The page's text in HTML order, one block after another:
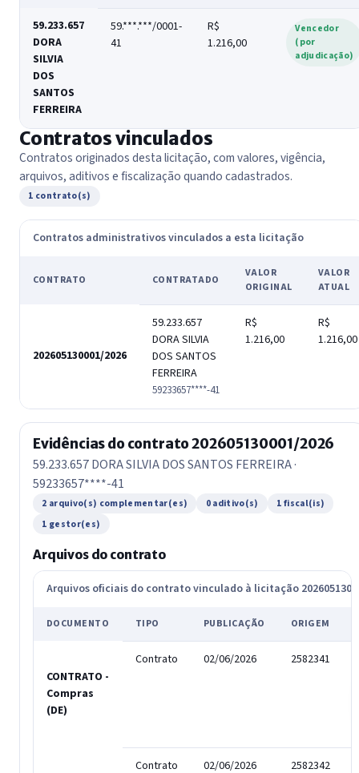
59.233.657
DORA
SILVIA
DOS
SANTOS
FERREIRA
59.***.***/0001-
41
R$
1.216,00
Vencedor
(por
adjudicação)
Contratos vinculados
Contratos originados desta licitação, com valores, vigência,
arquivos, aditivos e fiscalização quando cadastrados.
1 contrato(s)
Contratos administrativos vinculados a esta licitação
CONTRATO CONTRATADO
VALOR
ORIGINAL
VALOR
ATUAL
202605130001/2026
59.233.657
DORA SILVIA
DOS SANTOS
FERREIRA
59233657****-41
R$
1.216,00
R$
1.216,00
Evidências do contrato 202605130001/2026
59.233.657 DORA SILVIA DOS SANTOS FERREIRA ·
59233657****-41
2 arquivo(s) complementar(es) 0 aditivo(s)
1 fiscal(is)
1 gestor(es)
Arquivos do contrato
Arquivos oficiais do contrato vinculado à licitação
DOCUMENTO TIPO PUBLICAÇÃO ORIGEM
CONTRATO -
Compras
(DE)
Contrato 02/06/2026 2582341
Contrato 02/06/2026 2582342